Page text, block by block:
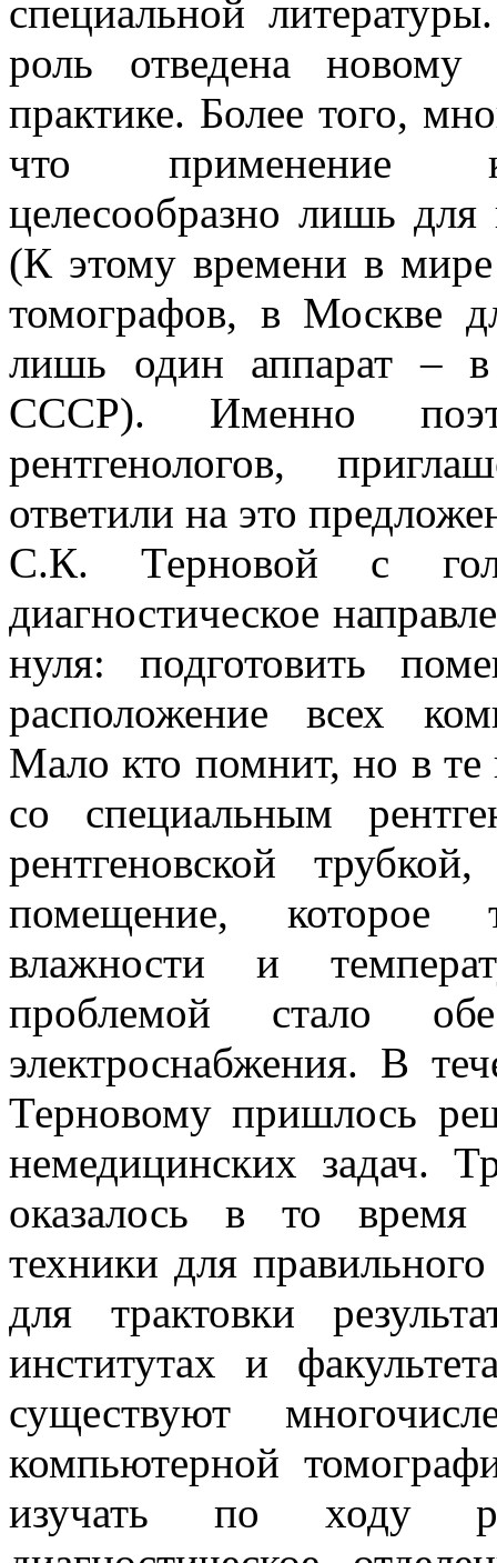
специальной
роль отведена новому
практике. Более того,
что применение
целесообразно лишь для
(К этому времени в мире
томографов, в Москве
лишь один аппарат –
СССР). Именно
рентгенологов,
ответили на это
С.К. Терновой с
диагностическое
нуля: подготовить
расположение всех
Мало кто помнит, но в
со специальным
рентгеновской
помещение, которое
влажности и
проблемой стало
электроснабжения. В
Терновому пришлось
немедицинских задач.
оказалось в то время
техники для
для трактовки
институтах и
существуют
компьютерной
изучать по ходу